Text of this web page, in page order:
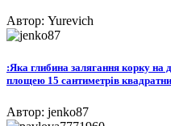
Автор: Yurevich
:Яка глибина залягання корку на
площею 15 сантиметрів
Автор: jenko87